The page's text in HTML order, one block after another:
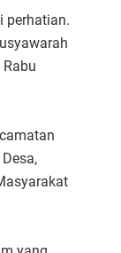
perhatian.